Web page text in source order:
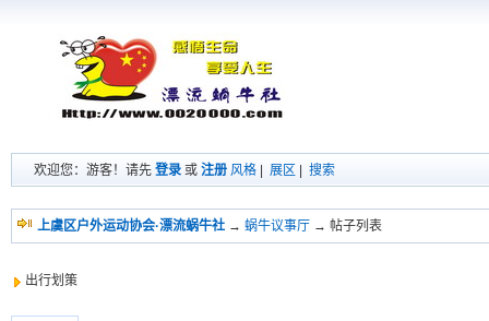
欢迎您：游客！请先 登录 或 注册 风格 展区 搜索
上虞区户外运动协会·漂流蜗牛社 → 蜗牛议事厅 → 帖子列表
出行划策